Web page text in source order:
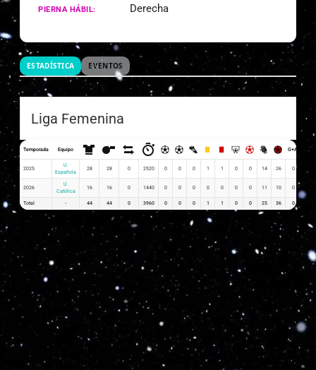
PIERNA HÁBIL: Derecha
ESTADÍSTICA EVENTOS
Liga Femenina
Temporada Equipo G+A G x
2025
U.
Española
28 28 0 2520 0 0 0 1 1 0 0 14 26 0
2026
U.
Católica
16 16 0 1440 0 0 0 0 0 0 0 11 10 0
Total - 44 44 0 3960 0 0 0 1 1 0 0 25 36 0